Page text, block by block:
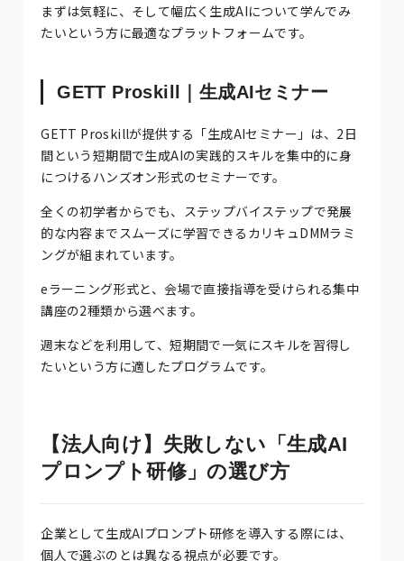
まずは気軽に、そして幅広く生成AIについて学んでみ
たいという方に最適なプラットフォームです。
GETT Proskill｜生成AIセミナー
GETT Proskillが提供する「生成AIセミナー」は、2日
間という短期間で生成AIの実践的スキルを集中的に身
につけるハンズオン形式のセミナーです。
全くの初学者からでも、ステップバイステップで発展
的な内容までスムーズに学習できるカリキュDMMラミ
ングが組まれています。
eラーニング形式と、会場で直接指導を受けられる集中
講座の2種類から選べます。
週末などを利用して、短期間で一気にスキルを習得し
たいという方に適したプログラムです。
【法人向け】失敗しない「生成AI
プロンプト研修」の選び方
企業として生成AIプロンプト研修を導入する際には、
個人で選ぶのとは異なる視点が必要です。